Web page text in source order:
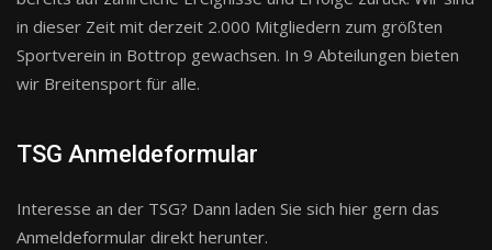
in dieser Zeit mit derzeit 2.000 Mitgliedern zum größten
Sportverein in Bottrop gewachsen. In 9 Abteilungen bieten
wir Breitensport für alle.
TSG Anmeldeformular
Interesse an der TSG? Dann laden Sie sich hier gern das
Anmeldeformular direkt herunter.